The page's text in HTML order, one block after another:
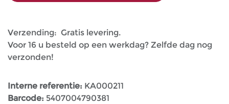
Verzending: Gratis levering.
Voor 16 u besteld op een werkdag? Zelfde dag nog
verzonden!
Interne referentie: KA000211
Barcode: 5407004790381